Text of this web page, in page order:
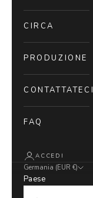
CIRCA
PRODUZIONE
CONTATTATECI
FAQ
ACCEDI
Germania (EUR €)
Paese